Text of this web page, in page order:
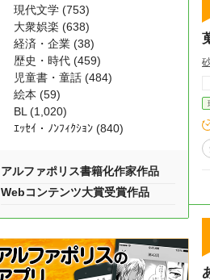
現代文学 (753)
大衆娯楽 (638)
経済・企業 (38)
歴史・時代 (459)
児童書・童話 (484)
絵本 (59)
BL (1,020)
ｴｯｾｲ・ﾉﾝﾌｨｸｼｮﾝ (840)
アルファポリス書籍化作家作品
Webコンテンツ大賞受賞作品